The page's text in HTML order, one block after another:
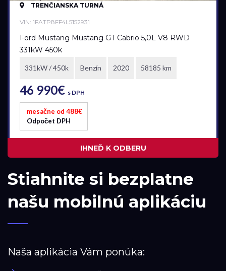
Stav
Skladom
Vo výrobe, s možnosťou meniť konfiguráciu
TRENČIANSKA TURNÁ
VIN: 1FATP8FF4L5152931
Ford Mustang Mustang GT Cabrio 5,0L V8 RWD
331kW 450k
331kW / 450k Benzín 2020 58185 km
46 990€ s DPH
mesačne od 488€
Odpočet DPH
IHNEĎ K ODBERU
Stiahnite si bezplatne
našu mobilnú aplikáciu
Naša aplikácia Vám ponúka: